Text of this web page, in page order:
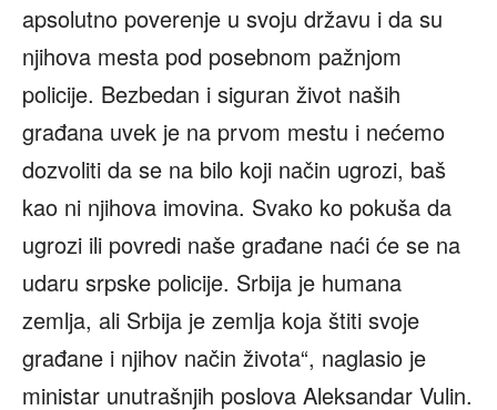
apsolutno poverenje u svoju državu i da su
njihova mesta pod posebnom pažnjom
policije. Bezbedan i siguran život naših
građana uvek je na prvom mestu i nećemo
dozvoliti da se na bilo koji način ugrozi, baš
kao ni njihova imovina. Svako ko pokuša da
ugrozi ili povredi naše građane naći će se na
udaru srpske policije. Srbija je humana
zemlja, ali Srbija je zemlja koja štiti svoje
građane i njihov način života“, naglasio je
ministar unutrašnjih poslova Aleksandar Vulin.